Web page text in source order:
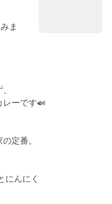
ま
レーです🍛
定番。
にんにく